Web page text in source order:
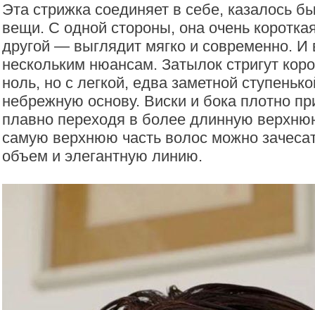
Эта стрижка соединяет в себе, казалось
вещи. С одной стороны, она очень
другой — выглядит мягко и современно. И
нескольким нюансам. Затылок стригут
ноль, но с легкой, едва заметной
небрежную основу. Виски и бока плотно
плавно переходя в более длинную
самую верхнюю часть волос можно
объем и элегантную линию.